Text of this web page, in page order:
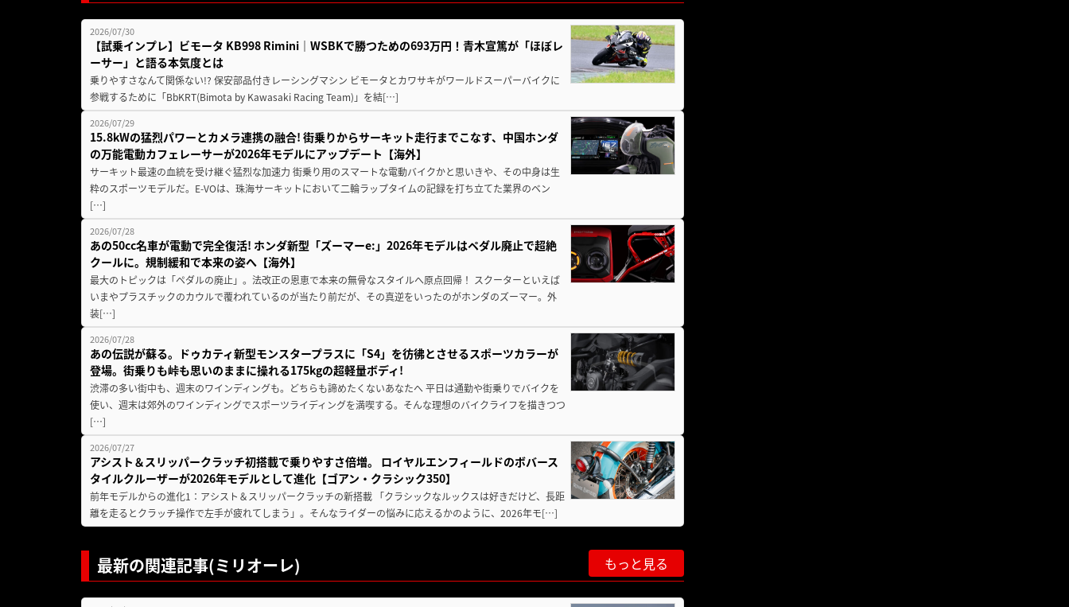
2026/07/30
【試乗インプレ】ビモータ KB998 Rimini｜WSBKで勝つための693万円！青木宣篤が「ほぼレ
ーサー」と語る本気度とは
乗りやすさなんて関係ない!? 保安部品付きレーシングマシン ビモータとカワサキがワールドスーパーバイクに
参戦するために「BbKRT(Bimota by Kawasaki Racing Team)」を結[…]
2026/07/29
15.8kWの猛烈パワーとカメラ連携の融合! 街乗りからサーキット走行までこなす、中国ホンダ
の万能電動カフェレーサーが2026年モデルにアップデート【海外】
サーキット最速の血統を受け継ぐ猛烈な加速力 街乗り用のスマートな電動バイクかと思いきや、その中身は生
粋のスポーツモデルだ。E-VOは、珠海サーキットにおいて二輪ラップタイムの記録を打ち立てた業界のベン
[…]
2026/07/28
あの50cc名車が電動で完全復活! ホンダ新型「ズーマーe:」2026年モデルはペダル廃止で超絶
クールに。規制緩和で本来の姿へ【海外】
最大のトピックは「ペダルの廃止」。法改正の恩恵で本来の無骨なスタイルへ原点回帰！ スクーターといえば
いまやプラスチックのカウルで覆われているのが当たり前だが、その真逆をいったのがホンダのズーマー。外
装[…]
2026/07/28
あの伝説が蘇る。ドゥカティ新型モンスタープラスに「S4」を彷彿とさせるスポーツカラーが
登場。街乗りも峠も思いのままに操れる175kgの超軽量ボディ!
渋滞の多い街中も、週末のワインディングも。どちらも諦めたくないあなたへ 平日は通勤や街乗りでバイクを
使い、週末は郊外のワインディングでスポーツライディングを満喫する。そんな理想のバイクライフを描きつつ
[…]
2026/07/27
アシスト＆スリッパークラッチ初搭載で乗りやすさ倍増。 ロイヤルエンフィールドのボバース
タイルクルーザーが2026年モデルとして進化【ゴアン・クラシック350】
前年モデルからの進化1：アシスト＆スリッパークラッチの新搭載 「クラシックなルックスは好きだけど、長距
離を走るとクラッチ操作で左手が疲れてしまう」。そんなライダーの悩みに応えるかのように、2026年モ[…]
最新の関連記事(ミリオーレ) もっと見る